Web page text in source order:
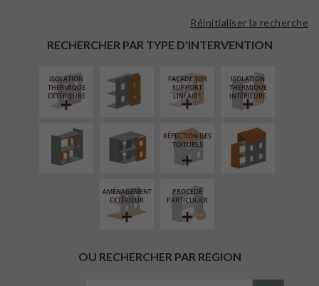
RECHERCHER PAR TYPE D'INTERVENTION
Réinitialiser la recherche
ISOLATION
THERMIQUE
EXTÉRIEURE
FAÇADE SUR
SUPPORT
LINÉAIRE
ISOLATION
THERMIQUE
INTÉRIEURE
RÉAMÉNAGEMENT
INTÉRIEUR
FERMETURE
LOGGIAS
RÉFECTION DES
TOITURES
SURÉLÉVATION
EXTENSION
AMÉNAGEMENT
EXTÉRIEUR
PROCÉDÉ
PARTICULIER
OU RECHERCHER PAR REGION